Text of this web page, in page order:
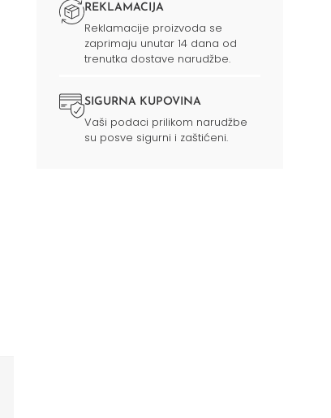
REKLAMACIJA
Reklamacije proizvoda se
zaprimaju unutar 14 dana od
trenutka dostave narudžbe.
SIGURNA KUPOVINA
Vaši podaci prilikom narudžbe
su posve sigurni i zaštićeni.